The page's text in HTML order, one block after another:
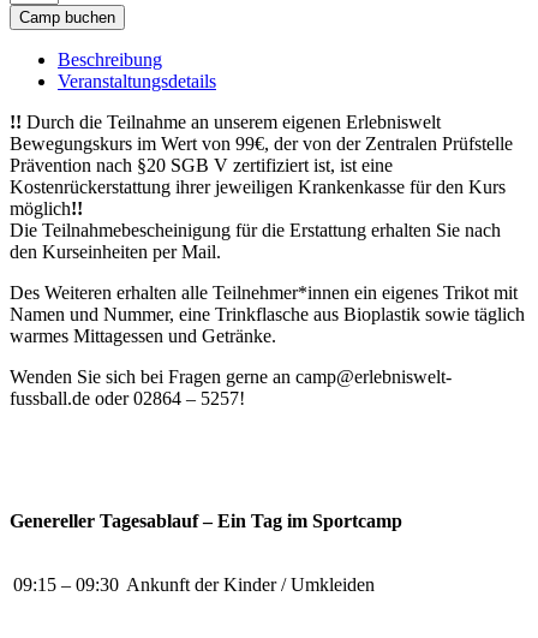
-
FC
Greffen
(19.10.
21.10.2026)
Menge
Camp buchen
Beschreibung
Veranstaltungsdetails
!! Durch die Teilnahme an unserem eigenen Erlebniswelt
Bewegungskurs im Wert von 99€, der von der Zentralen Prüfstelle
Prävention nach §20 SGB V zertifiziert ist, ist eine
Kostenrückerstattung ihrer jeweiligen Krankenkasse für den Kurs
möglich!!
Die Teilnahmebescheinigung für die Erstattung erhalten Sie nach
den Kurseinheiten per Mail.
Des Weiteren erhalten alle Teilnehmer*innen ein eigenes Trikot mit
Namen und Nummer, eine Trinkflasche aus Bioplastik sowie täglich
warmes Mittagessen und Getränke.
Wenden Sie sich bei Fragen gerne an camp@erlebniswelt-
fussball.de oder 02864 – 5257!
Genereller Tagesablauf – Ein Tag im Sportcamp
09:15 – 09:30 Ankunft der Kinder / Umkleiden